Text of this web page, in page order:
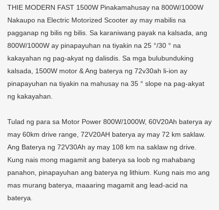
THIE MODERN FAST 1500W Pinakamahusay na 800W/1000W
Nakaupo na Electric Motorized Scooter ay may mabilis na
pagganap ng bilis ng bilis. Sa karaniwang payak na kalsada, ang
800W/1000W ay ​​pinapayuhan na tiyakin na 25 °/30 ° na
kakayahan ng pag-akyat ng dalisdis. Sa mga bulubunduking
kalsada, 1500W motor & Ang baterya ng 72v30ah li-ion ay
pinapayuhan na tiyakin na mahusay na 35 ° slope na pag-akyat
ng kakayahan.
Tulad ng para sa Motor Power 800W/1000W, 60V20Ah baterya ay
may 60km drive range, 72V20AH baterya ay may 72 km saklaw.
Ang Baterya ng 72V30Ah ay may 108 km na saklaw ng drive.
Kung nais mong magamit ang baterya sa loob ng mahabang
panahon, pinapayuhan ang baterya ng lithium. Kung nais mo ang
mas murang baterya, maaaring magamit ang lead-acid na
baterya.